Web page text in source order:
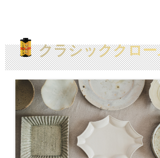
クラシッククロー